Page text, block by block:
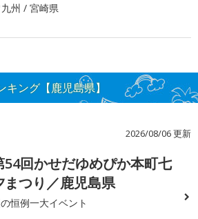
九州 / 宮崎県
ング【鹿児島県】
2026/08/06 更新
54回かせだゆめぴか本町七
まつり／鹿児島県
恒例一大イベント